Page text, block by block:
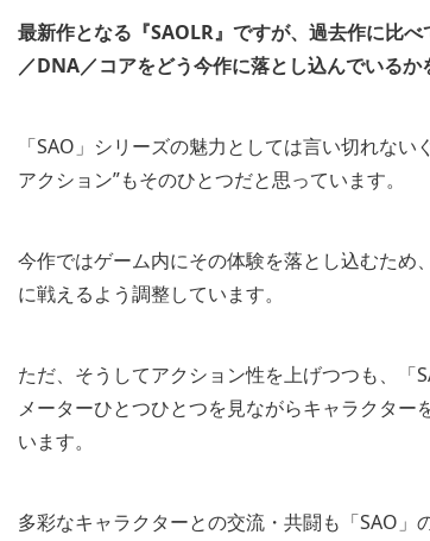
最新作となる『SAOLR』ですが、過去作に比
／DNA／コアをどう今作に落とし込んでいるか
「SAO」シリーズの魅力としては言い切れな
アクション”もそのひとつだと思っています。
今作ではゲーム内にその体験を落とし込むため
に戦えるよう調整しています。
ただ、そうしてアクション性を上げつつも、「
メーターひとつひとつを見ながらキャラクタ
います。
多彩なキャラクターとの交流・共闘も「SAO